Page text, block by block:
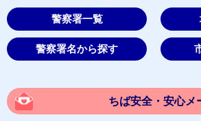
警察署一覧
警察署名から探す
ちば安全・安心メ